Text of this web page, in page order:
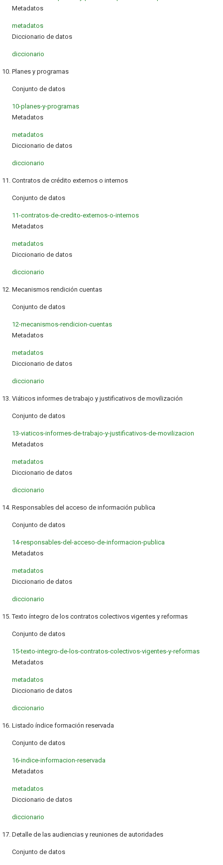
Metadatos
metadatos
Diccionario de datos
diccionario
10. Planes y programas
Conjunto de datos
10-planes-y-programas
Metadatos
metadatos
Diccionario de datos
diccionario
11. Contratos de crédito externos o internos
Conjunto de datos
11-contratos-de-credito-externos-o-internos
Metadatos
metadatos
Diccionario de datos
diccionario
12. Mecanismos rendición cuentas
Conjunto de datos
12-mecanismos-rendicion-cuentas
Metadatos
metadatos
Diccionario de datos
diccionario
13. Viáticos informes de trabajo y justificativos de movilización
Conjunto de datos
13-viaticos-informes-de-trabajo-y-justificativos-de-movilizacion
Metadatos
metadatos
Diccionario de datos
diccionario
14. Responsables del acceso de información publica
Conjunto de datos
14-responsables-del-acceso-de-informacion-publica
Metadatos
metadatos
Diccionario de datos
diccionario
15. Texto íntegro de los contratos colectivos vigentes y reformas
Conjunto de datos
15-texto-integro-de-los-contratos-colectivos-vigentes-y-reformas
Metadatos
metadatos
Diccionario de datos
diccionario
16. Listado índice formación reservada
Conjunto de datos
16-indice-informacion-reservada
Metadatos
metadatos
Diccionario de datos
diccionario
17. Detalle de las audiencias y reuniones de autoridades
Conjunto de datos